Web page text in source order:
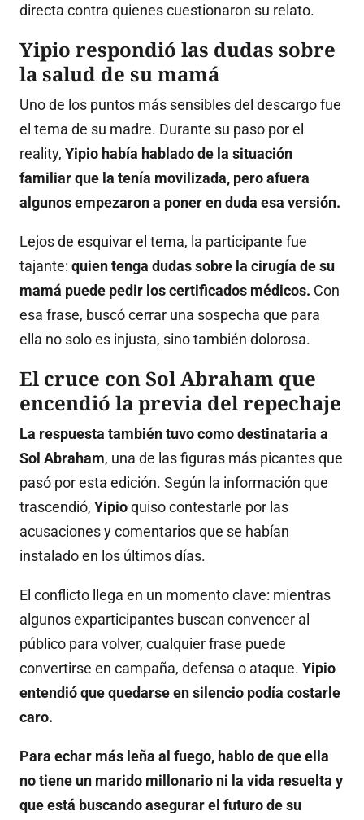
directa contra quienes cuestionaron su relato.
Yipio respondió las dudas sobre
la salud de su mamá
Uno de los puntos más sensibles del descargo fue
el tema de su madre. Durante su paso por el
reality, Yipio había hablado de la situación
familiar que la tenía movilizada, pero afuera
algunos empezaron a poner en duda esa versión.
Lejos de esquivar el tema, la participante fue
tajante: quien tenga dudas sobre la cirugía de su
mamá puede pedir los certificados médicos. Con
esa frase, buscó cerrar una sospecha que para
ella no solo es injusta, sino también dolorosa.
El cruce con Sol Abraham que
encendió la previa del repechaje
La respuesta también tuvo como destinataria a
Sol Abraham, una de las figuras más picantes que
pasó por esta edición. Según la información que
trascendió, Yipioquiso contestarle por las
acusaciones y comentarios que se habían
instalado en los últimos días.
El conflicto llega en un momento clave: mientras
algunos exparticipantes buscan convencer al
público para volver, cualquier frase puede
convertirse en campaña, defensa o ataque. Yipio
entendió que quedarse en silencio podía costarle
caro.
Para echar más leña al fuego, hablo de que ella
no tiene un marido millonario ni la vida resuelta y
que está buscando asegurar el futuro de su